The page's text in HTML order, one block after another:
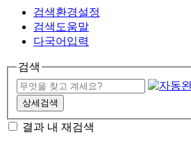
검색환경설정
검색도움말
다국어입력
검색
상세검색
결과 내 재검색